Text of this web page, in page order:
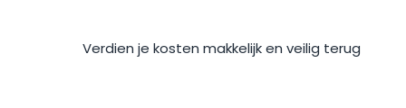
Verdien je kosten makkelijk en veilig terug